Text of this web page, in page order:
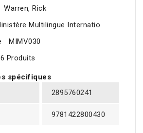
Warren, Rick
Multilingue Internatio
MIMV030
6 Produits
spécifiques
2895760241
9781422800430